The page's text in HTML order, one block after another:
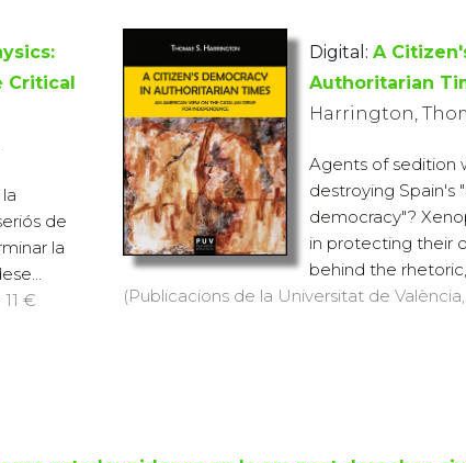
de
la
€
Digital: A
Authoritarian
Harrington,
Agents of sedition
destroying Spain's
democracy"?
in protecting their
behind the rhetoric,
(Publicacions de la Universitat de València,